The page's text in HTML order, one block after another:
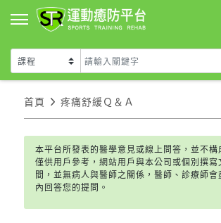
首頁 疼痛舒緩Ｑ＆Ａ
本平台所發表的醫學意見或線上問答，並不構
僅供用戶參考，網站用戶與本公司或個別撰寫
間，並無病人與醫師之關係，醫師、診療師
內回答您的提問。